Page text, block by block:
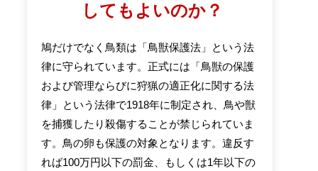
してもよいのか？
鳩だけでなく鳥類は「鳥獣保護法」という法
律に守られています。正式には「鳥獣の保護
および管理ならびに狩猟の適正化に関する法
律」という法律で1918年に制定され、鳥や獣
を捕獲したり殺傷することが禁じられていま
す。鳥の卵も保護の対象となります。違反す
れば100万円以下の罰金、もしくは1年以下の